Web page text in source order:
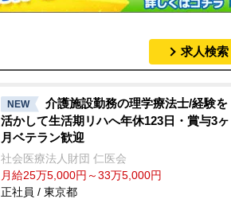
求人検索
NEW
介護施設勤務の理学療法士/経験を
活かして生活期リハへ年休123日・賞与3ヶ
月ベテラン歓迎
社会医療法人財団 仁医会
月給25万5,000円～33万5,000円
正社員 / 東京都